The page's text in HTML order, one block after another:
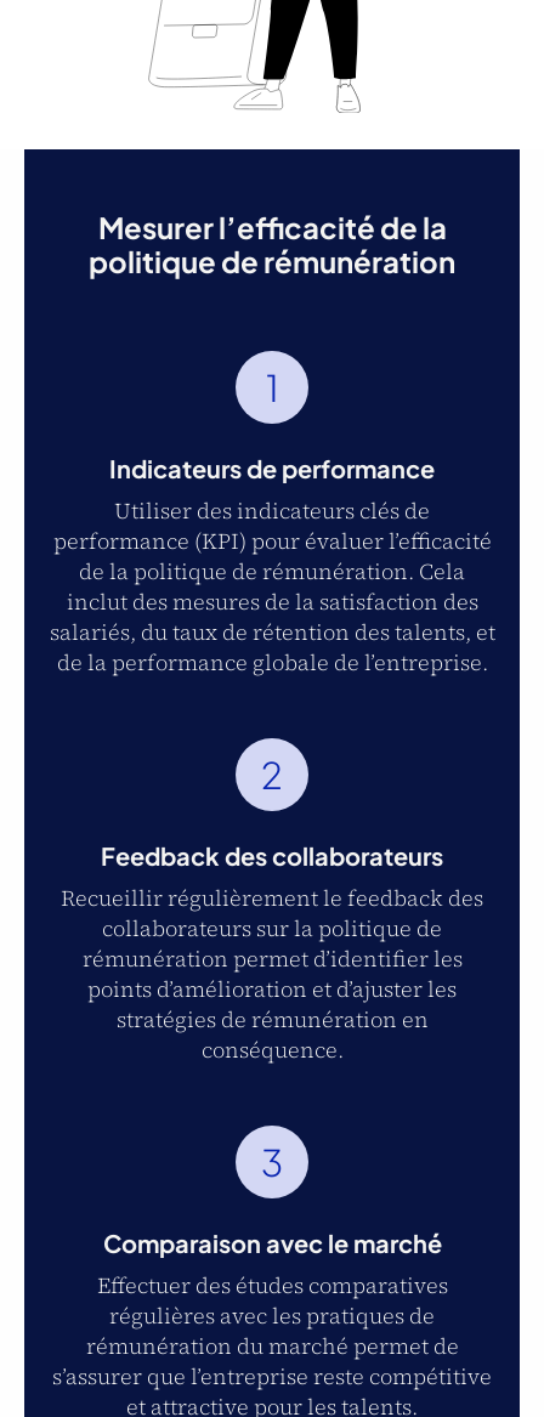
Mesurer l’efficacité de la
politique de rémunération
1
Indicateurs de performance
Utiliser des indicateurs clés de
performance (KPI) pour évaluer l’efficacité
de la politique de rémunération. Cela
inclut des mesures de la satisfaction des
salariés, du taux de rétention des talents, et
de la performance globale de l’entreprise.
2
Feedback des collaborateurs
Recueillir régulièrement le feedback des
collaborateurs sur la politique de
rémunération permet d’identifier les
points d’amélioration et d’ajuster les
stratégies de rémunération en
conséquence.
3
Comparaison avec le marché
Effectuer des études comparatives
régulières avec les pratiques de
rémunération du marché permet de
s’assurer que l’entreprise reste compétitive
et attractive pour les talents.